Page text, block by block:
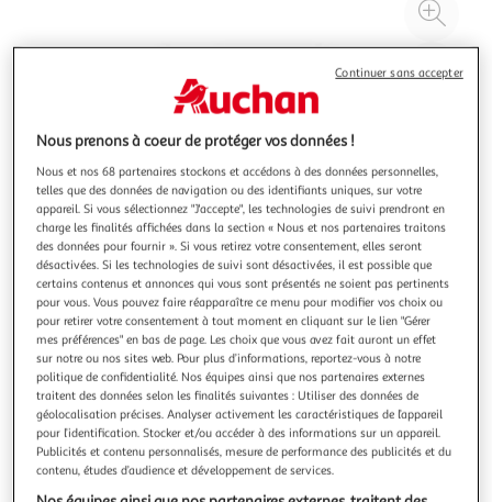
à
4.6 (21)
PRESIDENT
Crème fraîche épaisse entière 30%MG
La crème gastronomique Président, c'est une crème
gourmande et idéale en cuisine pour vous faire plaisir !
Onctueuse et nappante à froid, elle se révèle aussi à chaud
grâce à son excellente tenue en cuisson. Président, le plaisir
En savoir +
45cl
Nous prenons à coeur de protéger vos données !
Nous et nos 68 partenaires stockons et accédons à des données personnelles,
telles que des données de navigation ou des identifiants uniques, sur votre
appareil. Si vous sélectionnez "J'accepte", les technologies de suivi prendront en
charge les finalités affichées dans la section « Nous et nos partenaires traitons
des données pour fournir ». Si vous retirez votre consentement, elles seront
désactivées. Si les technologies de suivi sont désactivées, il est possible que
certains contenus et annonces qui vous sont présentés ne soient pas pertinents
pour vous. Vous pouvez faire réapparaître ce menu pour modifier vos choix ou
pour retirer votre consentement à tout moment en cliquant sur le lien "Gérer
mes préférences" en bas de page. Les choix que vous avez fait auront un effet
sur notre ou nos sites web. Pour plus d’informations, reportez-vous à notre
politique de confidentialité. Nos équipes ainsi que nos partenaires externes
traitent des données selon les finalités suivantes : Utiliser des données de
géolocalisation précises. Analyser activement les caractéristiques de l’appareil
pour l’identification. Stocker et/ou accéder à des informations sur un appareil.
Publicités et contenu personnalisés, mesure de performance des publicités et du
contenu, études d’audience et développement de services.
Continuer sans accepter